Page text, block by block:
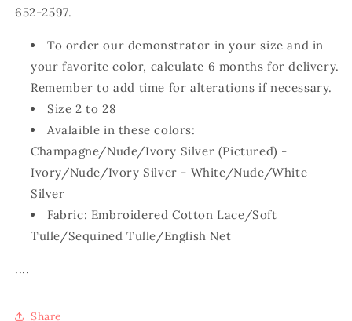
652-2597.
To order our demonstrator in your size and in
your favorite color, calculate 6 months for delivery.
Remember to add time for alterations if necessary.
Size 2 to 28
Avalaible in these colors:
Champagne/Nude/Ivory Silver (Pictured) -
Ivory/Nude/Ivory Silver - White/Nude/White
Silver
Fabric: Embroidered Cotton Lace/Soft
Tulle/Sequined Tulle/English Net
....
Share